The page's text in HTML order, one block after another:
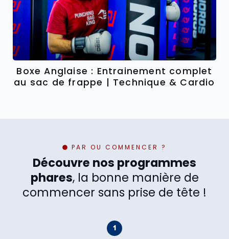
Boxe Anglaise : Entrainement complet
au sac de frappe | Technique & Cardio
PAR OU COMMENCER ?
Découvre nos programmes
phares, la bonne manière de
commencer sans prise de tête !